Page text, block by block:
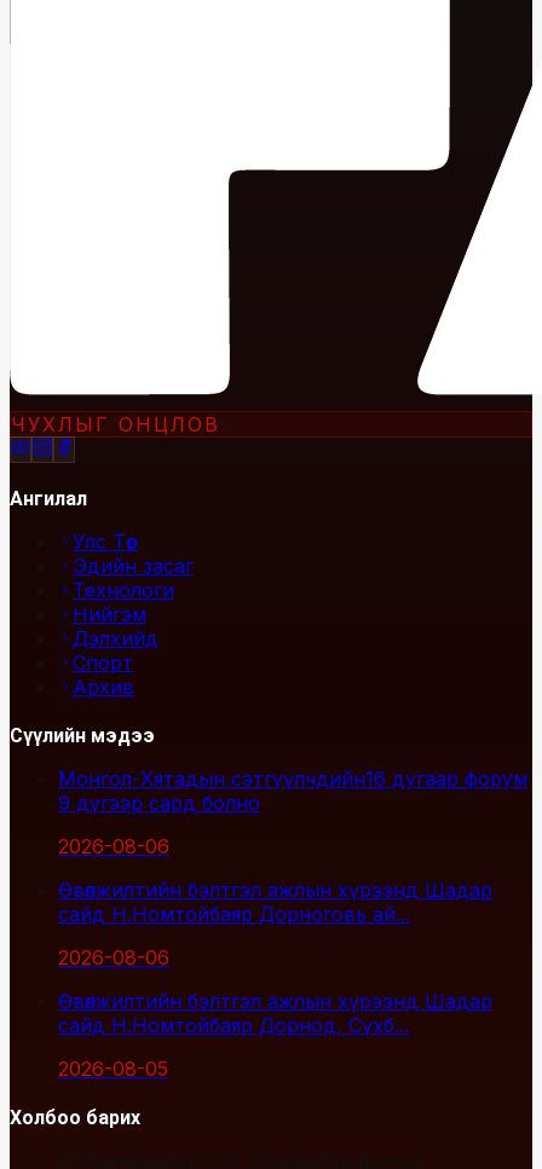
ЧУХЛЫГ ОНЦЛОВ
Ангилал
Улс Төр
Эдийн засаг
Технологи
Нийгэм
Дэлхийд
Спорт
Архив
Сүүлийн мэдээ
Монгол-Хятадын сэтгүүлчдийн16 дугаар форум
9 дүгээр сард болно
2026-08-06
Өвөлжилтийн бэлтгэл ажлын хүрээнд Шадар
сайд Н.Номтойбаяр Дорноговь ай...
2026-08-06
Өвөлжилтийн бэлтгэл ажлын хүрээнд Шадар
сайд Н.Номтойбаяр Дорнод, Сүхб...
2026-08-05
Холбоо барих